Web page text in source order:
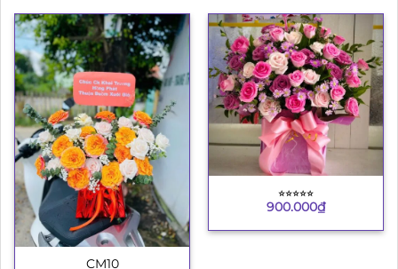
CM10
⭐︎⭐︎⭐︎⭐︎⭐︎
900.000₫